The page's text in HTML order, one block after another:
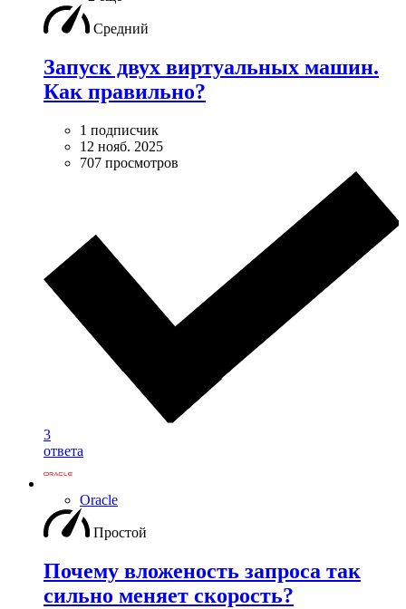
Средний
Запуск двух виртуальных машин.
Как правильно?
1 подписчик
12 нояб. 2025
707 просмотров
3
ответа
Oracle
Простой
Почему вложеность запроса так
сильно меняет скорость?